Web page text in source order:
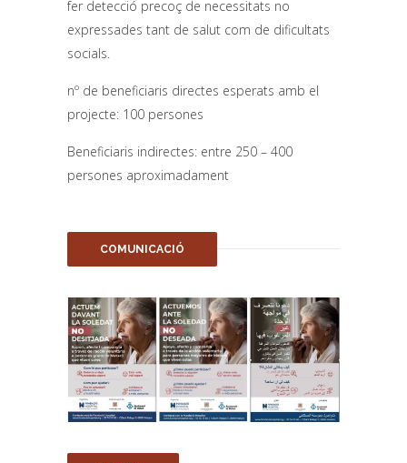
fer detecció precoç de necessitats no
expressades tant de salut com de dificultats
socials.
nº de beneficiaris directes esperats amb el
projecte: 100 persones
Beneficiaris indirectes: entre 250 – 400
persones aproximadament
COMUNICACIÓ